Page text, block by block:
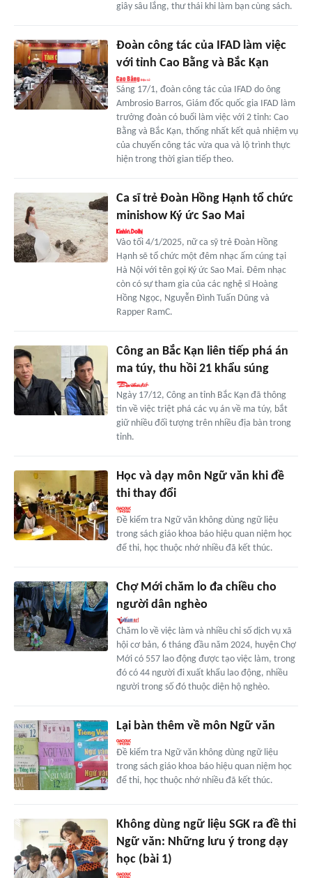
giây sâu lắng, thư thái khi làm bạn cùng sách.
Đoàn công tác của IFAD làm việc
với tỉnh Cao Bằng và Bắc Kạn
Sáng 17/1, đoàn công tác của IFAD do ông
Ambrosio Barros, Giám đốc quốc gia IFAD làm
trưởng đoàn có buổi làm việc với 2 tỉnh: Cao
Bằng và Bắc Kạn, thống nhất kết quả nhiệm vụ
của chuyến công tác vừa qua và lộ trình thực
hiện trong thời gian tiếp theo.
Ca sĩ trẻ Đoàn Hồng Hạnh tổ chức
minishow Ký ức Sao Mai
Vào tối 4/1/2025, nữ ca sỹ trẻ Đoàn Hồng
Hạnh sẽ tổ chức một đêm nhạc ấm cúng tại
Hà Nội với tên gọi Ký ức Sao Mai. Đêm nhạc
còn có sự tham gia của các nghệ sĩ Hoàng
Hồng Ngọc, Nguyễn Đình Tuấn Dũng và
Rapper RamC.
Công an Bắc Kạn liên tiếp phá án
ma túy, thu hồi 21 khẩu súng
Ngày 17/12, Công an tỉnh Bắc Kạn đã thông
tin về việc triệt phá các vụ án về ma túy, bắt
giữ nhiều đối tượng trên nhiều địa bàn trong
tỉnh.
Học và dạy môn Ngữ văn khi đề
thi thay đổi
Đề kiểm tra Ngữ văn không dùng ngữ liệu
trong sách giáo khoa báo hiệu quan niệm học
để thi, học thuộc nhớ nhiều đã kết thúc.
Chợ Mới chăm lo đa chiều cho
người dân nghèo
Chăm lo về việc làm và nhiều chỉ số dịch vụ xã
hội cơ bản, 6 tháng đầu năm 2024, huyện Chợ
Mới có 557 lao động được tạo việc làm, trong
đó có 44 người đi xuất khẩu lao động, nhiều
người trong số đó thuộc diện hộ nghèo.
Lại bàn thêm về môn Ngữ văn
Đề kiểm tra Ngữ văn không dùng ngữ liệu
trong sách giáo khoa báo hiệu quan niệm học
để thi, học thuộc nhớ nhiều đã kết thúc.
Không dùng ngữ liệu SGK ra đề thi
Ngữ văn: Những lưu ý trong dạy
học (bài 1)